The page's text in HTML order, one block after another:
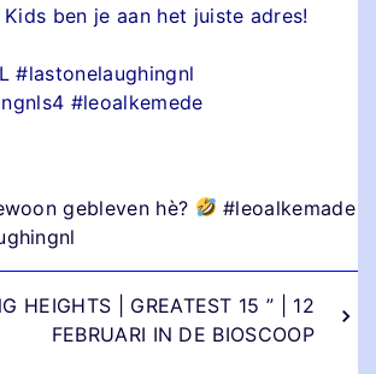
ben je aan het juiste adres!
#lastonelaughingnl
#leoalkemede
gebleven hè?
#leoalkemade
HEIGHTS | GREATEST 15 ” | 12
FEBRUARI IN DE BIOSCOOP